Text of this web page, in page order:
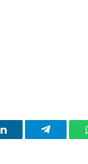
LinkedIn Telegram